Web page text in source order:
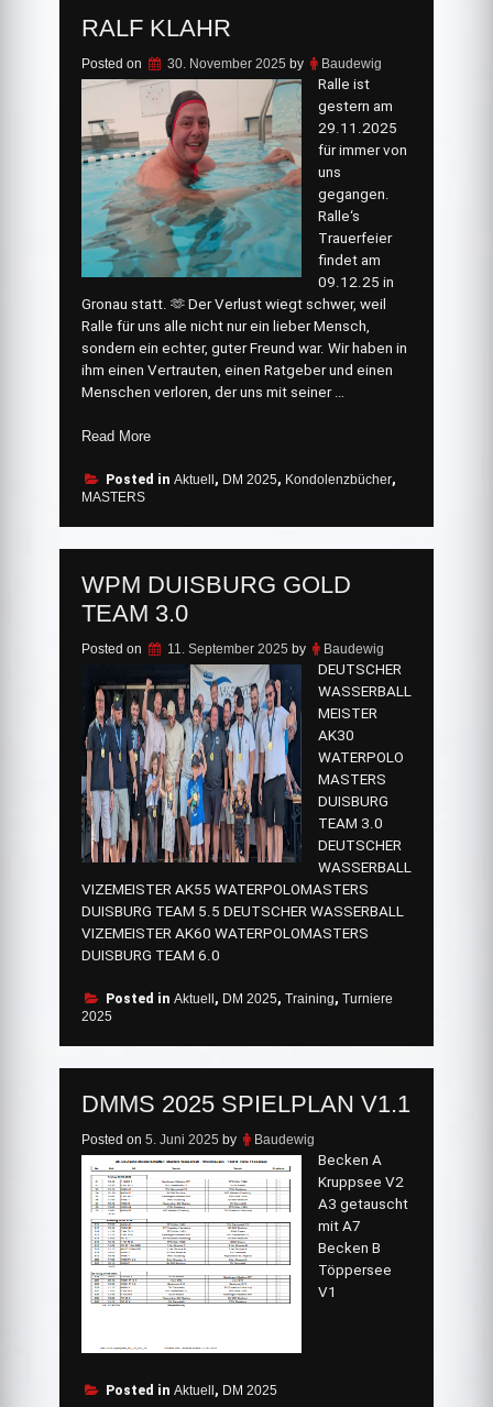
RALF KLAHR
Posted on 30. November 2025 by Baudewig
Ralle ist
gestern am
29.11.2025
für immer von
uns
gegangen.
Ralle‘s
Trauerfeier
findet am
09.12.25 in
Gronau statt. 🫶 Der Verlust wiegt schwer, weil
Ralle für uns alle nicht nur ein lieber Mensch,
sondern ein echter, guter Freund war. Wir haben in
ihm einen Vertrauten, einen Ratgeber und einen
Menschen verloren, der uns mit seiner …
Read More„Ralf
Posted in Aktuell , DM 2025, Kondolenzbücher,
MASTERS
WPM DUISBURG GOLD
TEAM 3.0
Posted on 11. September 2025 by Baudewig
DEUTSCHER
WASSERBALL
MEISTER
AK30
WATERPOLO
MASTERS
DUISBURG
TEAM 3.0
DEUTSCHER
WASSERBALL
VIZEMEISTER AK55 WATERPOLOMASTERS
DUISBURG TEAM 5.5 DEUTSCHER WASSERBALL
VIZEMEISTER AK60 WATERPOLOMASTERS
DUISBURG TEAM 6.0
Posted in Aktuell , DM 2025, Training, Turniere
2025
DMMS 2025 SPIELPLAN V1.1
Posted on 5. Juni 2025 by Baudewig
Becken A
Kruppsee V2
A3 getauscht
mit A7
Becken B
Töppersee
V1
Posted in Aktuell , DM 2025